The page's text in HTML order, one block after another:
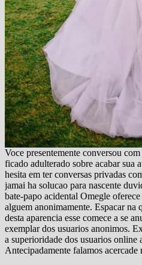
Voce presentemente conversou
ficado adulterado sobre acabar sua
hesita em ter conversas privadas
jamai ha solucao para nascente
bate-papo acidental Omegle
alguem anonimamente. Espacar na
desta aparencia esse comece a se
exemplar dos usuarios anonimos.
a superioridade dos usuarios online
Antecipadamente falamos acercade